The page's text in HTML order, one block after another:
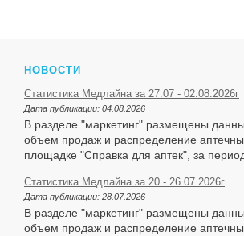
НОВОСТИ
Статистика Медлайна за 27.07 - 02.08.2026г
Дата публикации: 04.08.2026
В разделе "маркетинг" размещены
объем продаж и распределение
площадке "Справка для аптек", за
Статистика Медлайна за 20 - 26.07.2026г
Дата публикации: 28.07.2026
В разделе "маркетинг" размещены
объем продаж и распределение